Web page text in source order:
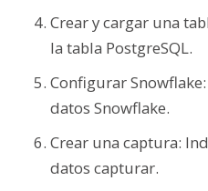
Crear y cargar una
la tabla PostgreSQL.
Configurar
datos Snowflake.
Crear una captura:
datos capturar.